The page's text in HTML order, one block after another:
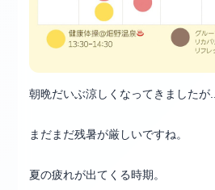
朝晩だいぶ涼しくなってきましたが...
まだまだ残暑が厳しいですね。
夏の疲れが出てくる時期。